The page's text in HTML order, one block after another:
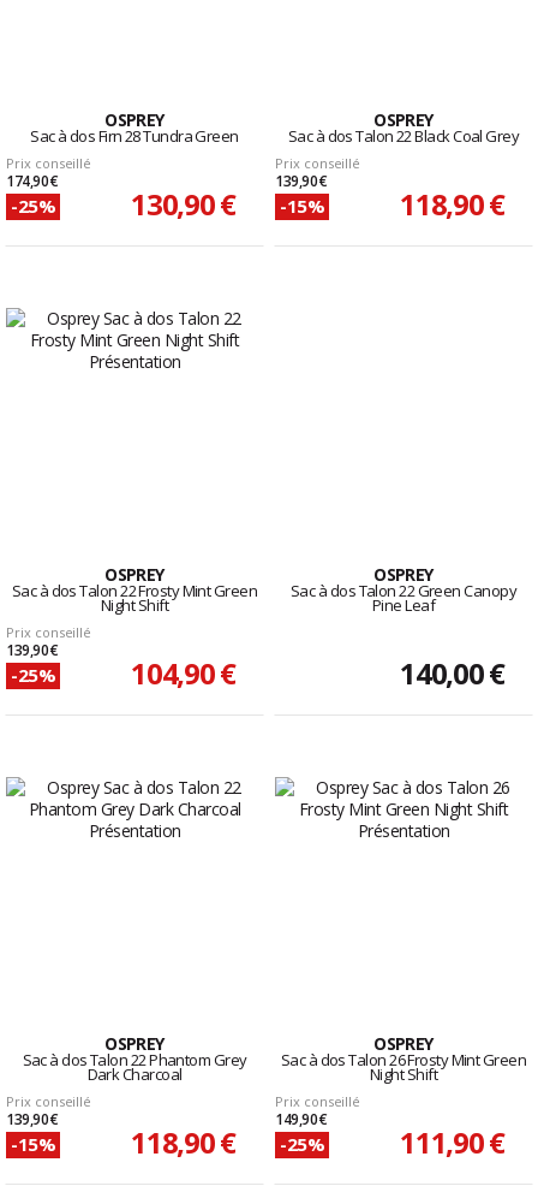
OSPREY
Sac à dos Firn 28 Tundra Green
Prix conseillé
174,90 €
-25% 130,90 €
OSPREY
Sac à dos Talon 22 Black Coal Grey
Prix conseillé
139,90 €
-15% 118,90 €
OSPREY
Sac à dos Talon 22 Frosty Mint Green
Night Shift
Prix conseillé
139,90 €
-25% 104,90 €
OSPREY
Sac à dos Talon 22 Green Canopy
Pine Leaf
140,00 €
OSPREY
Sac à dos Talon 22 Phantom Grey
Dark Charcoal
Prix conseillé
139,90 €
-15% 118,90 €
OSPREY
Sac à dos Talon 26 Frosty Mint Green
Night Shift
Prix conseillé
149,90 €
-25% 111,90 €